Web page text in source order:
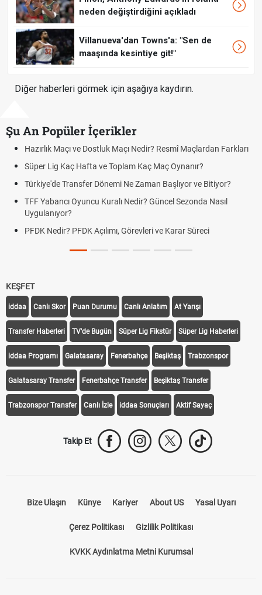
neden değiştirdiğini açıkladı
Villanueva'dan Towns'a: "Sen de
maaşında kesintiye git!"
Diğer haberleri görmek için aşağıya kaydırın.
Şu An Popüler İçerikler
Maçı Nedir? Resmî Maçlardan Farkları
ve Toplam Kaç Maç Oynanır?
Dönemi Ne Zaman Başlıyor ve Bitiyor?
Kuralı Nedir? Güncel Sezonda Nasıl
Görevleri ve Karar Süreci
Puan Durumunda
Skor Ne Demek?
Futbol Nasıl
Deplasman Golü
DGS Sonuçları Ne
KEŞFET
iddaa Canlı Skor Puan Durumu Canlı Anlatım At Yarışı
Transfer Haberleri TV'de Bugün Süper Lig Fikstür Süper Lig Haberleri
iddaa Programı Galatasaray Fenerbahçe Beşiktaş Trabzonspor
Galatasaray Transfer Fenerbahçe Transfer Beşiktaş Transfer
Trabzonspor Transfer Canlı İzle iddaa Sonuçları Aktif Sayaç